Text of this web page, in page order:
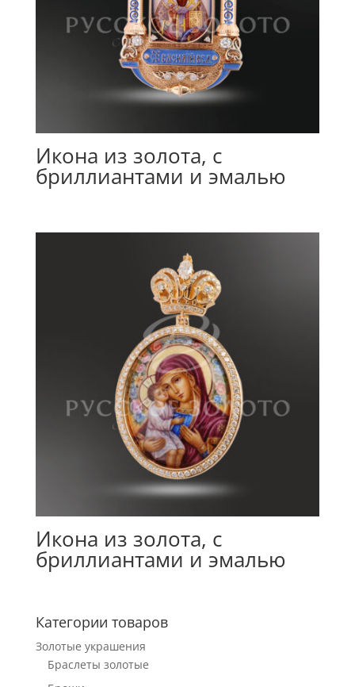
Икона из золота, с
бриллиантами и эмалью
Икона из золота, с
бриллиантами и эмалью
Категории товаров
Золотые украшения
Браслеты золотые